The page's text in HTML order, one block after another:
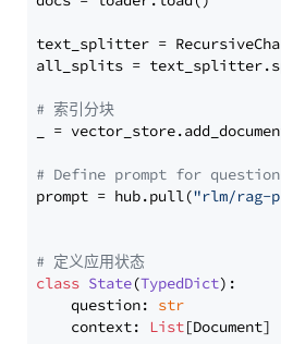
text_splitter =
all_splits =
# 索引分块
_ =
# Define prompt for
prompt = hub.pull("rlm/rag-
# 定义应用状态
class State(TypedDict):
    question:
str
    context:
List[Document]